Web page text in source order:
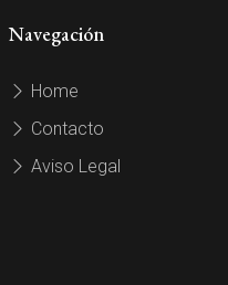
Navegación
Home
Contacto
Aviso Legal